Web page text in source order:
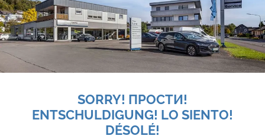
SORRY! ПРОСТИ!
ENTSCHULDIGUNG! LO SIENTO!
DÉSOLÉ!